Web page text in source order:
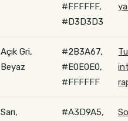
#FFFFFF,
#D3D3D3
Açık Gri,
Beyaz
#2B3A67,
#E0E0E0,
#FFFFFF
Sarı,
#A3D9A5,